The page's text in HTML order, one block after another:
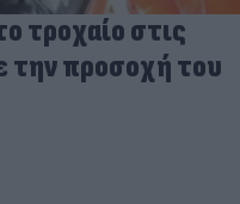
τροχαίο στις
την προσοχή του